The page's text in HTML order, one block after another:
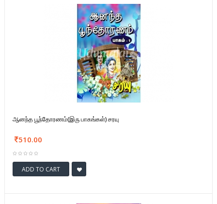
ஆனந்த பூந்தோரணம்(இரு பாகங்கள்) சரயு
510.00
ADD TO CART